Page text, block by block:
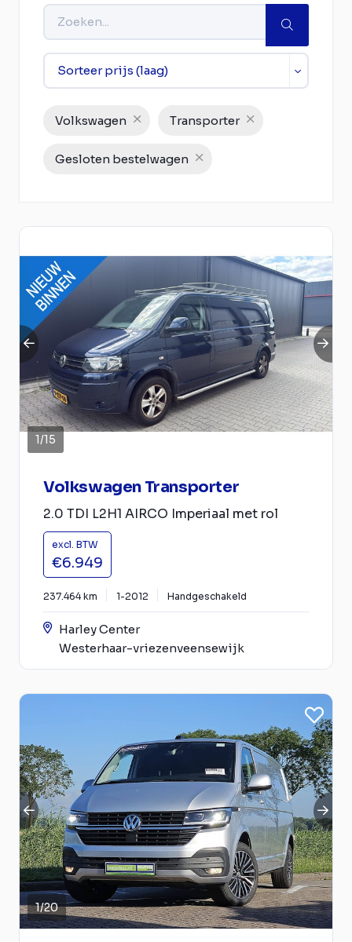
Volkswagen Transporter
Gesloten bestelwagen
1/15
Volkswagen Transporter
2.0 TDI L2H1 AIRCO Imperiaal met rol
excl. BTW
€6.949
237.464 km 1-2012 Handgeschakeld
Harley Center
Westerhaar-vriezenveensewijk
1/20